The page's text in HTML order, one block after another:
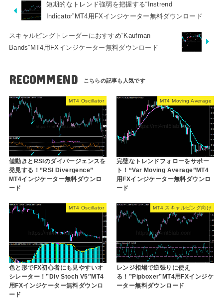
短期的なトレンド強弱を把握する“Instrend
Indicator”MT4用FXインジケーター無料ダウンロード
スキャルピングトレーダーにおすすめ“Kaufman
Bands”MT4用FXインジケーター無料ダウンロード
RECOMMEND
MT4 Oscillator
値動きとRSIのダイバージェンスを
発見する！”RSI Divergence”
MT4インジケーター無料ダウンロ
ード
MT4 Moving Average
完璧なトレンドフォローをサポー
ト！“Var Moving Average”MT4
用FXインジケーター無料ダウンロ
ード
MT4 Oscillator
色と形でFX初心者にも見やすいオ
シレーター！”Div Stoch V5″MT4
用FXインジケーター無料ダウンロ
ード
MT4 スキャルピング向け
レンジ相場で逆張りに使え
る！”Pipboxer”MT4用FXインジケ
ーター無料ダウンロード